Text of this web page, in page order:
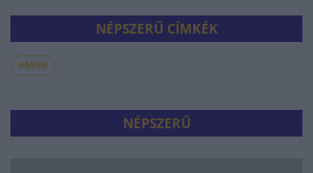
NÉPSZERŰ CÍMKÉK
#MNB
NÉPSZERŰ